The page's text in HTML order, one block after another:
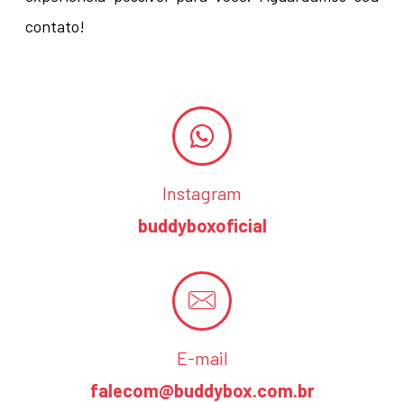
contato!
Instagram
buddyboxoficial
E-mail
falecom@buddybox.com.br